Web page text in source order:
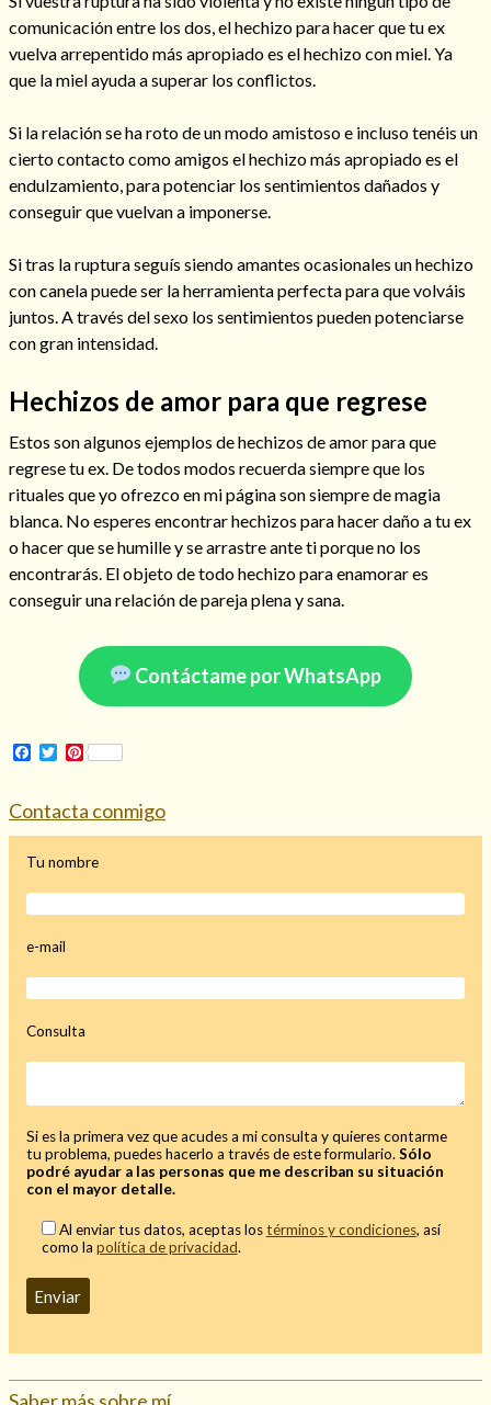
Hechizo de alejamiento
Tu consulta al tarot
Alejamiento(208)
(145)
Cartomancia
Endulzamiento(112)
Infidelidad
Rituales(72)
Mi rincón
Mis libros favoritos
Mi Blog
¿Qué es el tarot?
comunicación entre los dos, el hechizo para hacer que tu ex
vuelva arrepentido más apropiado es el hechizo con miel. Ya
que la miel ayuda a superar los conflictos.
Si la relación se ha roto de un modo amistoso e incluso tenéis un
cierto contacto como amigos el hechizo más apropiado es el
endulzamiento, para potenciar los sentimientos dañados y
conseguir que vuelvan a imponerse.
Si tras la ruptura seguís siendo amantes ocasionales un hechizo
con canela puede ser la herramienta perfecta para que volváis
juntos. A través del sexo los sentimientos pueden potenciarse
con gran intensidad.
Hechizos de amor para que regrese
Estos son algunos ejemplos de hechizos de amor para que
regrese tu ex. De todos modos recuerda siempre que los
rituales que yo ofrezco en mi página son siempre de magia
blanca. No esperes encontrar hechizos para hacer daño a tu ex
o hacer que se humille y se arrastre ante ti porque no los
encontrarás. El objeto de todo hechizo para enamorar es
conseguir una relación de pareja plena y sana.
Contáctame por WhatsApp
Facebook
TwitterPinterest
Contacta conmigo
Tu nombre
e-mail
Consulta
Si es la primera vez que acudes a mi consulta y quieres contarme
tu problema, puedes hacerlo a través de este formulario.Sólo
podré ayudar a las personas que me describan su situación
con el mayor detalle.
Al enviar tus datos, aceptas lostérminos y condiciones, así
como la política de privacidad.